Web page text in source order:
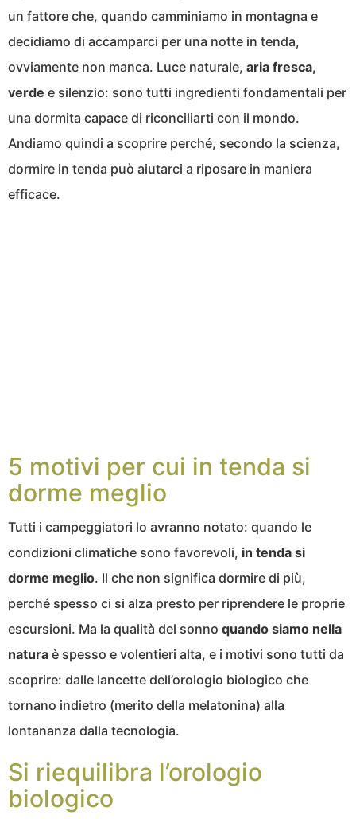
un fattore che, quando camminiamo in montagna e
decidiamo di accamparci per una notte in tenda,
ovviamente non manca. Luce naturale, aria fresca,
verde e silenzio: sono tutti ingredienti fondamentali per
una dormita capace di riconciliarti con il mondo.
Andiamo quindi a scoprire perché, secondo la scienza,
dormire in tenda può aiutarci a riposare in maniera
efficace.
5 motivi per cui in tenda si
dorme meglio
Tutti i campeggiatori lo avranno notato: quando le
condizioni climatiche sono favorevoli, in tenda si
dorme meglio. Il che non significa dormire di più,
perché spesso ci si alza presto per riprendere le proprie
escursioni. Ma la qualità del sonno quando siamo nella
natura è spesso e volentieri alta, e i motivi sono tutti da
scoprire: dalle lancette dell’orologio biologico che
tornano indietro (merito della melatonina) alla
lontananza dalla tecnologia.
Si riequilibra l’orologio
biologico